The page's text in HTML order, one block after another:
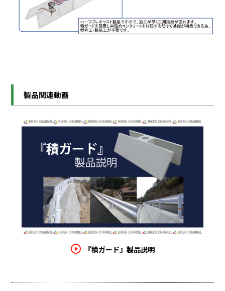
製品関連動画
play_circle_outline 『積ガード』製品説明